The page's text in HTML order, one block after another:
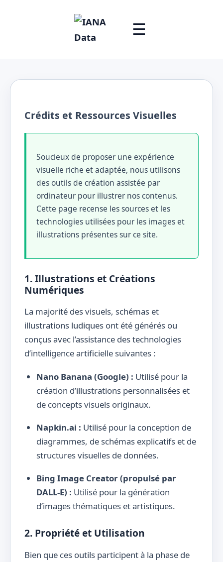
☰
Crédits et Ressources Visuelles
Soucieux de proposer une expérience
visuelle riche et adaptée, nous utilisons
des outils de création assistée par
ordinateur pour illustrer nos contenus.
Cette page recense les sources et les
technologies utilisées pour les images et
illustrations présentes sur ce site.
1. Illustrations et Créations
Numériques
La majorité des visuels, schémas et
illustrations ludiques ont été générés ou
conçus avec l’assistance des technologies
d’intelligence artificielle suivantes :
Nano Banana (Google) : Utilisé pour la
création d’illustrations personnalisées et
de concepts visuels originaux.
Napkin.ai : Utilisé pour la conception de
diagrammes, de schémas explicatifs et de
structures visuelles de données.
Bing Image Creator (propulsé par
DALL-E) : Utilisé pour la génération
d’images thématiques et artistiques.
2. Propriété et Utilisation
Bien que ces outils participent à la phase de